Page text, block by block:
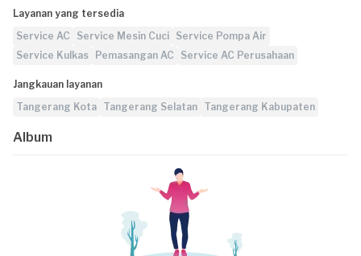
Layanan yang tersedia
Service AC
Service Mesin Cuci Service Pompa Air
Service Kulkas
Pemasangan AC Service AC Perusahaan
Jangkauan layanan
Tangerang Kota Tangerang Selatan Tangerang Kabupaten
Album